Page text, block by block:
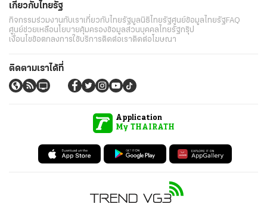
เกี่ยวกับไทยรัฐ
กิจกรรมร่วมงานกับเราเกี่ยวกับไทยรัฐมูลนิธิไทยรัฐศูนย์ข้อมูลไทยรัฐ FAQ
ศูนย์ช่วยเหลือนโยบายคุ้มครองข้อมูลส่วนบุคคลไทยรัฐกรุ๊ป
เงื่อนไขข้อตกลงการใช้บริการติดต่อเราติดต่อโฆษณา
ติดตามเราได้ที่
Application
My THAIRATH